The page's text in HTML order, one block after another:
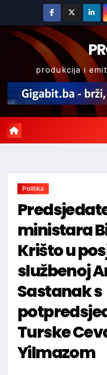
content
produkcija i
Politika
ministara
Krišto u
službenoj
Sastanak s
Turske
Yilmazom